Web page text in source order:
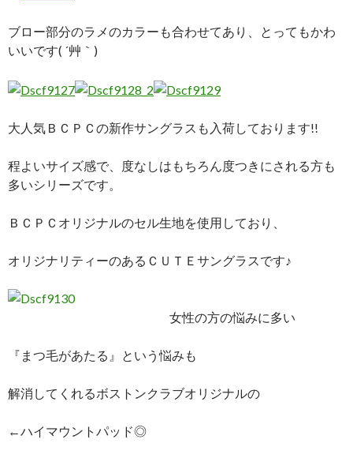
ブロー部分のラメのカラーも合わせてあり、とってもかわ
いいです( ´艸｀)
大人気ＢＣＰＣの新作サングラスも入荷しております!!
程よいサイズ感で、度なしはもちろん度つきにされる方も
多いシリーズです。
ＢＣＰＣオリジナルのセル生地を使用しており、
オリジナリティーのあるＣＵＴＥサングラスです♪
女性の方の悩みに多い
『まつ毛があたる』という悩みも
解消してくれるボストンクラブオリジナルの
←ハイマウントパッド◎